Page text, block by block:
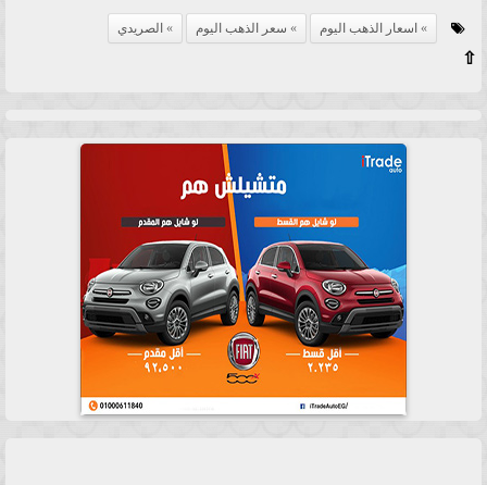
اسعار الذهب اليوم سعر الذهب اليوم الصريدي
⇧